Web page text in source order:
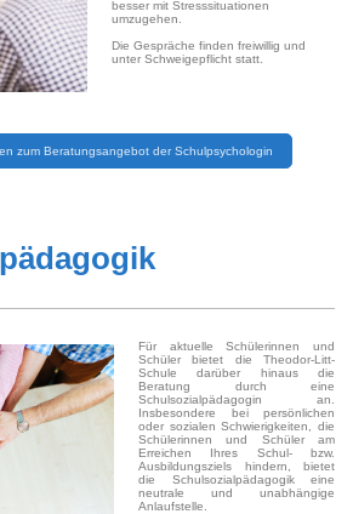
besser mit Stresssituationen
umzugehen.
Die Gespräche finden freiwillig und
unter Schweigepflicht statt.
zum Beratungsangebot der Schulpsychologin
Für aktuelle Schülerinnen und
Schüler bietet die Theodor-Litt-
Schule darüber hinaus die
Beratung durch eine
Schulsozialpädagogin an.
Insbesondere bei persönlichen
oder sozialen Schwierigkeiten, die
Schülerinnen und Schüler am
Erreichen Ihres Schul- bzw.
Ausbildungsziels hindern, bietet
die Schulsozialpädagogik eine
neutrale und unabhängige
Anlaufstelle.